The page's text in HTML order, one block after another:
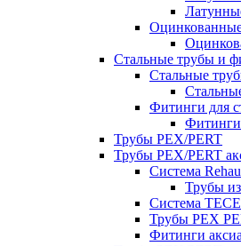
Стальные трубы и
Стальные
Фитинги для
Фитинги
Трубы PEX/PERT
Трубы PEX/PERT
Система Rehau
Трубы
Система
Трубы PEX
Фитинги